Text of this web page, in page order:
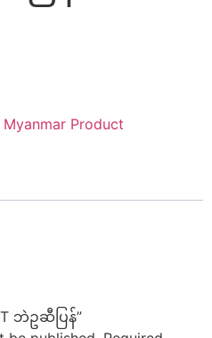
Myanmar Product
ဘဲဥဆီပြန်”